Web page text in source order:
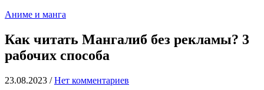
Аниме и манга
Как читать Мангалиб без рекламы? 3
рабочих способа
23.08.2023 / Нет комментариев